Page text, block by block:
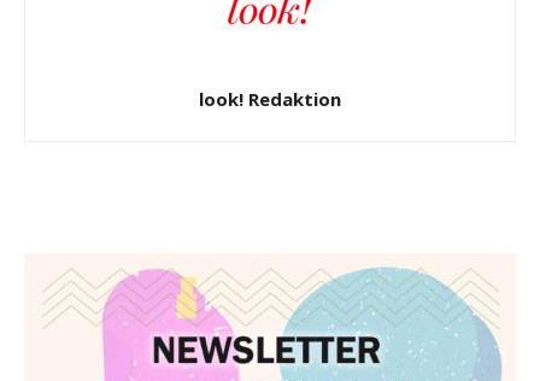
look! Redaktion